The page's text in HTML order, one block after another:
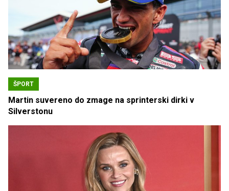
ŠPORT
Martin suvereno do zmage na sprinterski dirki v
Silverstonu